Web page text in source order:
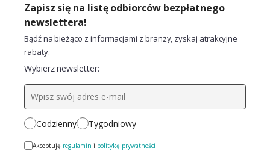
Zapisz się na listę odbiorców bezpłatnego
newslettera!
Bądź na bieżąco z informacjami z branży, zyskaj atrakcyjne
rabaty.
Wybierz newsletter:
Codzienny Tygodniowy
Akceptuję regulamin i politykę prywatności